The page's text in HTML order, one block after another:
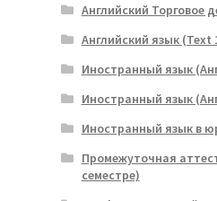
Английский Торговое
Английский язык (Text
Иностранный язык
Иностранный язык
Иностранный язык в
Промежуточная
семестре)